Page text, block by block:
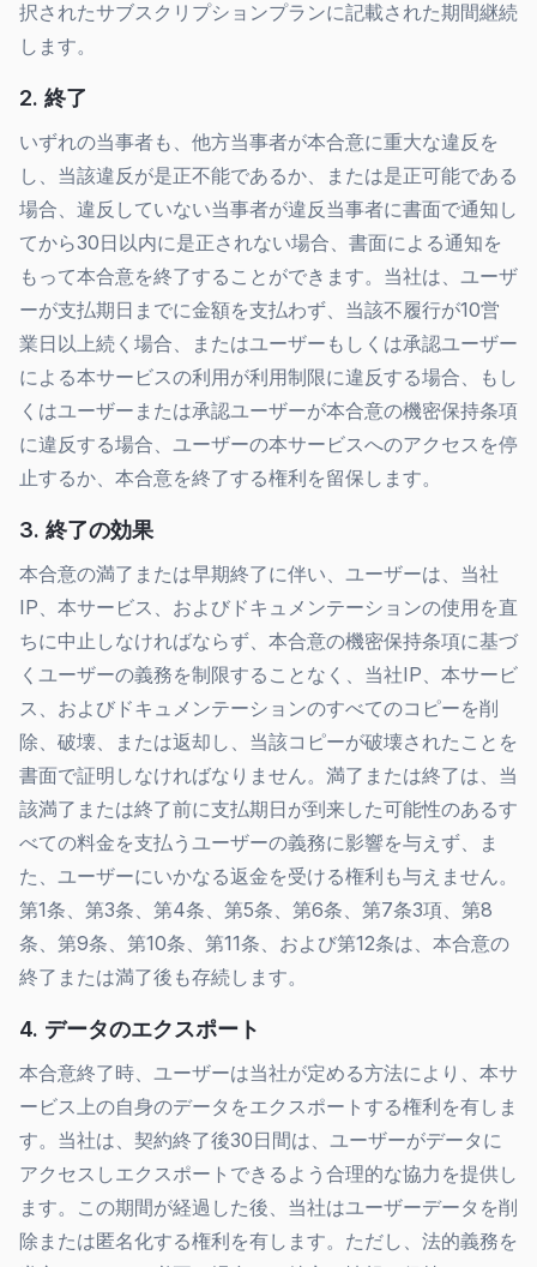
択されたサブスクリプションプランに記載された期間継続
します。
2. 終了
いずれの当事者も、他方当事者が本合意に重大な違反を
し、当該違反が是正不能であるか、または是正可能である
場合、違反していない当事者が違反当事者に書面で通知し
てから30日以内に是正されない場合、書面による通知を
もって本合意を終了することができます。当社は、ユーザ
ーが支払期日までに金額を支払わず、当該不履行が10営
業日以上続く場合、またはユーザーもしくは承認ユーザー
による本サービスの利用が利用制限に違反する場合、もし
くはユーザーまたは承認ユーザーが本合意の機密保持条項
に違反する場合、ユーザーの本サービスへのアクセスを停
止するか、本合意を終了する権利を留保します。
3. 終了の効果
本合意の満了または早期終了に伴い、ユーザーは、当社
IP、本サービス、およびドキュメンテーションの使用を直
ちに中止しなければならず、本合意の機密保持条項に基づ
くユーザーの義務を制限することなく、当社IP、本サービ
ス、およびドキュメンテーションのすべてのコピーを削
除、破壊、または返却し、当該コピーが破壊されたことを
書面で証明しなければなりません。満了または終了は、当
該満了または終了前に支払期日が到来した可能性のあるす
べての料金を支払うユーザーの義務に影響を与えず、ま
た、ユーザーにいかなる返金を受ける権利も与えません。
第1条、第3条、第4条、第5条、第6条、第7条3項、第8
条、第9条、第10条、第11条、および第12条は、本合意の
終了または満了後も存続します。
4. データのエクスポート
本合意終了時、ユーザーは当社が定める方法により、本サ
ービス上の自身のデータをエクスポートする権利を有しま
す。当社は、契約終了後30日間は、ユーザーがデータに
アクセスしエクスポートできるよう合理的な協力を提供し
ます。この期間が経過した後、当社はユーザーデータを削
除または匿名化する権利を有します。ただし、法的義務を